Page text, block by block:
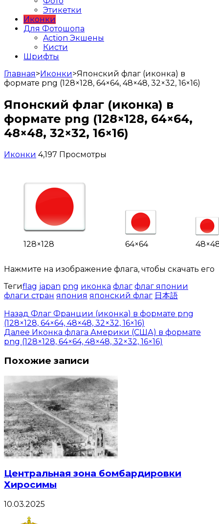
Этикетки
Иконки
Для Фотошопа
Action Экшены
Кисти
Шрифты
Главная>Иконки>Японский флаг (иконка) в
формате png (128×128, 64×64, 48×48, 32×32, 16×16)
Японский флаг (иконка) в
формате png (128×128, 64×64,
48×48, 32×32, 16×16)
Иконки 4,197 Просмотры
128×128 64×64
Нажмите на изображение флага, чтобы скачать его
Тегиflag japan png иконка флаг флаг японии
флаги стран япония японский флаг 日本語
Назад Флаг Франции (иконка) в формате png
(128×128, 64×64, 48×48, 32×32, 16×16)
Далее Иконка флага Америки (США) в формате
png (128×128, 64×64, 48×48, 32×32, 16×16)
Похожие записи
Центральная зона бомбардировки
Хиросимы
10.03.2025